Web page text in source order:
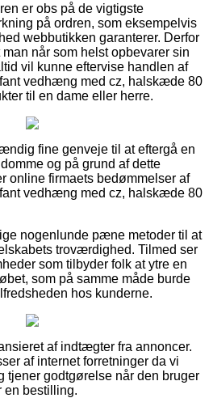
er obs på de vigtigste
på ordren, som eksempelvis
webbutikken garanterer. Derfor
når som helst opbevarer sin
vil kunne eftervise handlen af
vedhæng med cz, halskæde 80
til en dame eller herre.
fine genveje til at eftergå en
og på grund af dette
online firmaets bedømmelser af
vedhæng med cz, halskæde 80
nogenlunde pæne metoder til at
troværdighed. Tilmed ser
som tilbyder folk at ytre en
som på samme måde burde
hos kunderne.
af indtægter fra annoncer.
af internet forretninger da vi
tjener godtgørelse når den bruger
en bestilling.